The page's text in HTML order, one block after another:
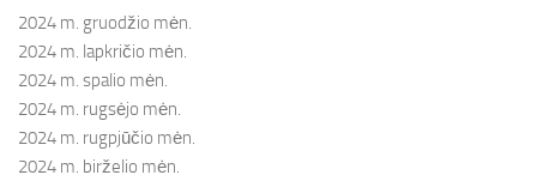
2024 m. gruodžio mėn.
2024 m. lapkričio mėn.
2024 m. spalio mėn.
2024 m. rugsėjo mėn.
2024 m. rugpjūčio mėn.
2024 m. birželio mėn.